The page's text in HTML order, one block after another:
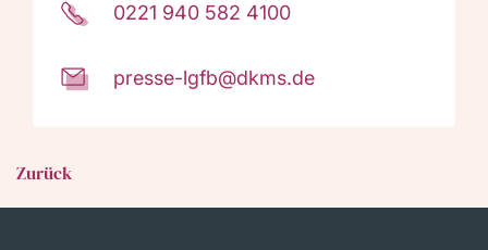
0221 940 582 4100
presse-lgfb@dkms.de
Zurück